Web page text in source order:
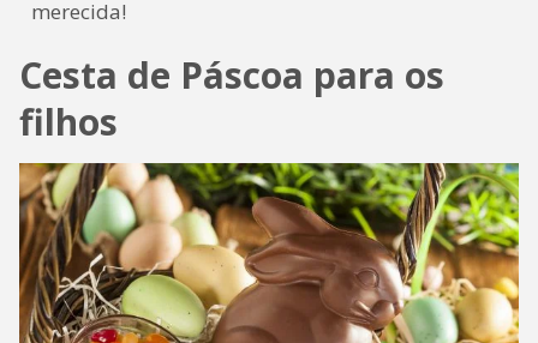
merecida!
Cesta de Páscoa para os
filhos